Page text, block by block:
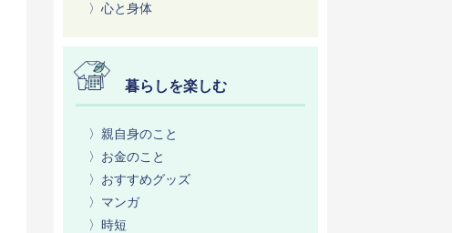
〉心と身体
暮らしを楽しむ
〉親自身のこと
〉お金のこと
〉おすすめグッズ
〉マンガ
〉時短